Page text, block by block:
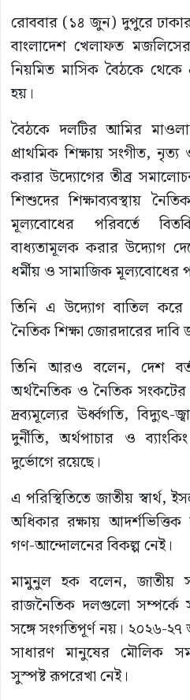
রোববার (১৪ জুন) দুপুরে ঢাকার
বাংলাদেশ খেলাফত মজলিসের
নিয়মিত মাসিক বৈঠকে
হয়।
বৈঠকে দলটির আমির
প্রাথমিক শিক্ষায় সংগীত,
করার উদ্যোগের তীব্র
শিশুদের শিক্ষাব্যবস্থায়
মূল্যবোধের পরিবর্তে
বাধ্যতামূলক করার উদ্যোগ
ধর্মীয় ও সামাজিক মূল্যবোধের
তিনি এ উদ্যোগ বাতিল করে
নৈতিক শিক্ষা জোরদারের দাবি
তিনি আরও বলেন, দেশ
অর্থনৈতিক ও নৈতিক সংকটের
দ্রব্যমূল্যের ঊর্ধ্বগতি, বিদ্যুৎ-
দুর্নীতি, অর্থপাচার ও
দুর্ভোগে রয়েছে।
এ পরিস্থিতিতে জাতীয়
অধিকার রক্ষায়
গণ-আন্দোলনের বিকল্প নেই।
মামুনুল হক বলেন, জাতীয়
রাজনৈতিক দলগুলো সম্পর্কে
সঙ্গে সংগতিপূর্ণ নয়। ২০২৬-২৭
সাধারণ মানুষের মৌলিক
সুস্পষ্ট রূপরেখা নেই।